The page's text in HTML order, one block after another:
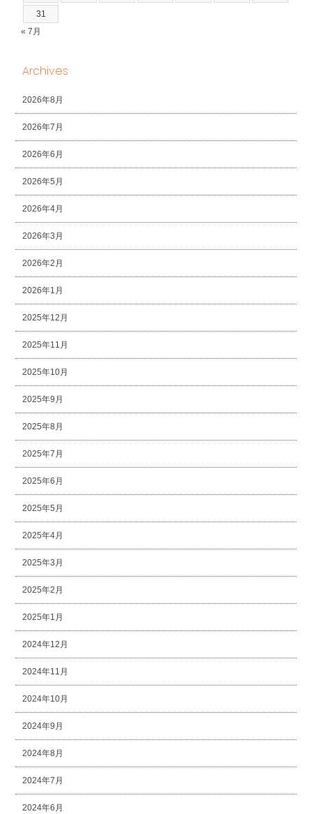
31
« 7月
Archives
2026年8月
2026年7月
2026年6月
2026年5月
2026年4月
2026年3月
2026年2月
2026年1月
2025年12月
2025年11月
2025年10月
2025年9月
2025年8月
2025年7月
2025年6月
2025年5月
2025年4月
2025年3月
2025年2月
2025年1月
2024年12月
2024年11月
2024年10月
2024年9月
2024年8月
2024年7月
2024年6月